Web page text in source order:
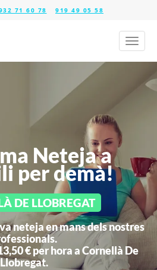
71 60 78 919 49 05 58
Toggle
Neteja a
per demà!
DE LLOBREGAT
neteja en mans dels nostres
€ per hora aCornellà De
Llobregat.